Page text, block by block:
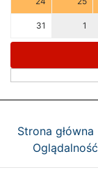
31 1
Strona główna
Oglądalność